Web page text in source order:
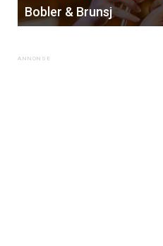
Bobler & Brunsj